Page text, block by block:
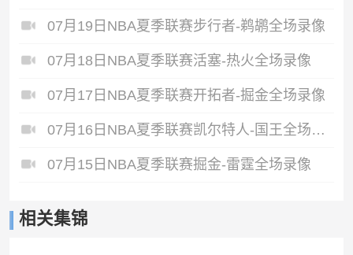
07月19日NBA夏季联赛步行者-鹈鹕全场录像
07月18日NBA夏季联赛活塞-热火全场录像
07月17日NBA夏季联赛开拓者-掘金全场录像
07月16日NBA夏季联赛凯尔特人-国王全场录像
07月15日NBA夏季联赛掘金-雷霆全场录像
相关集锦